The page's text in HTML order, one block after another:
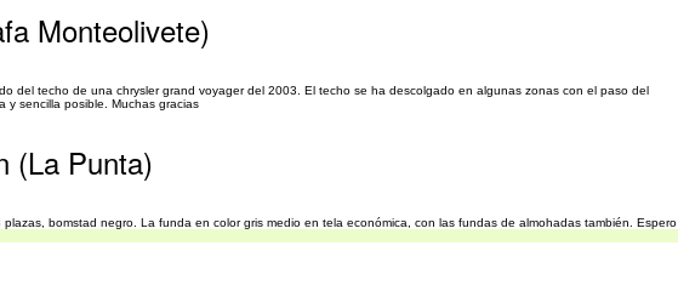
Monteolivete)
del techo de una chrysler grand voyager del 2003. El techo se ha descolgado en algunas zonas con el paso del
y sencilla posible. Muchas gracias
(La Punta)
bomstad negro. La funda en color gris medio en tela económica, con las fundas de almohadas también. Espero